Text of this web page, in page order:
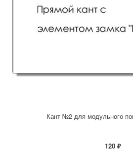
Кант №2 для модульного
120 ₽